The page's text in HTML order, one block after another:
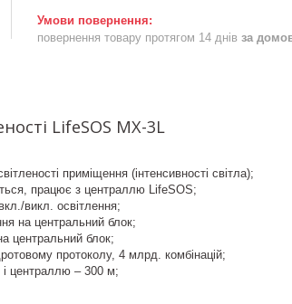
повернення товару протягом 14 днів за
LifeSOS MX-3L
приміщення (інтенсивності світла);
працює з централлю LifeSOS;
викл. освітлення;
на центральний блок;
центральний блок;
протоколу, 4 млрд. комбінацій;
і централлю – 300 м;